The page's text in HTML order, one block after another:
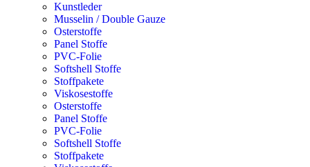
Kunstleder
Musselin / Double Gauze
Osterstoffe
Panel Stoffe
PVC-Folie
Softshell Stoffe
Stoffpakete
Viskosestoffe
Osterstoffe
Panel Stoffe
PVC-Folie
Softshell Stoffe
Stoffpakete